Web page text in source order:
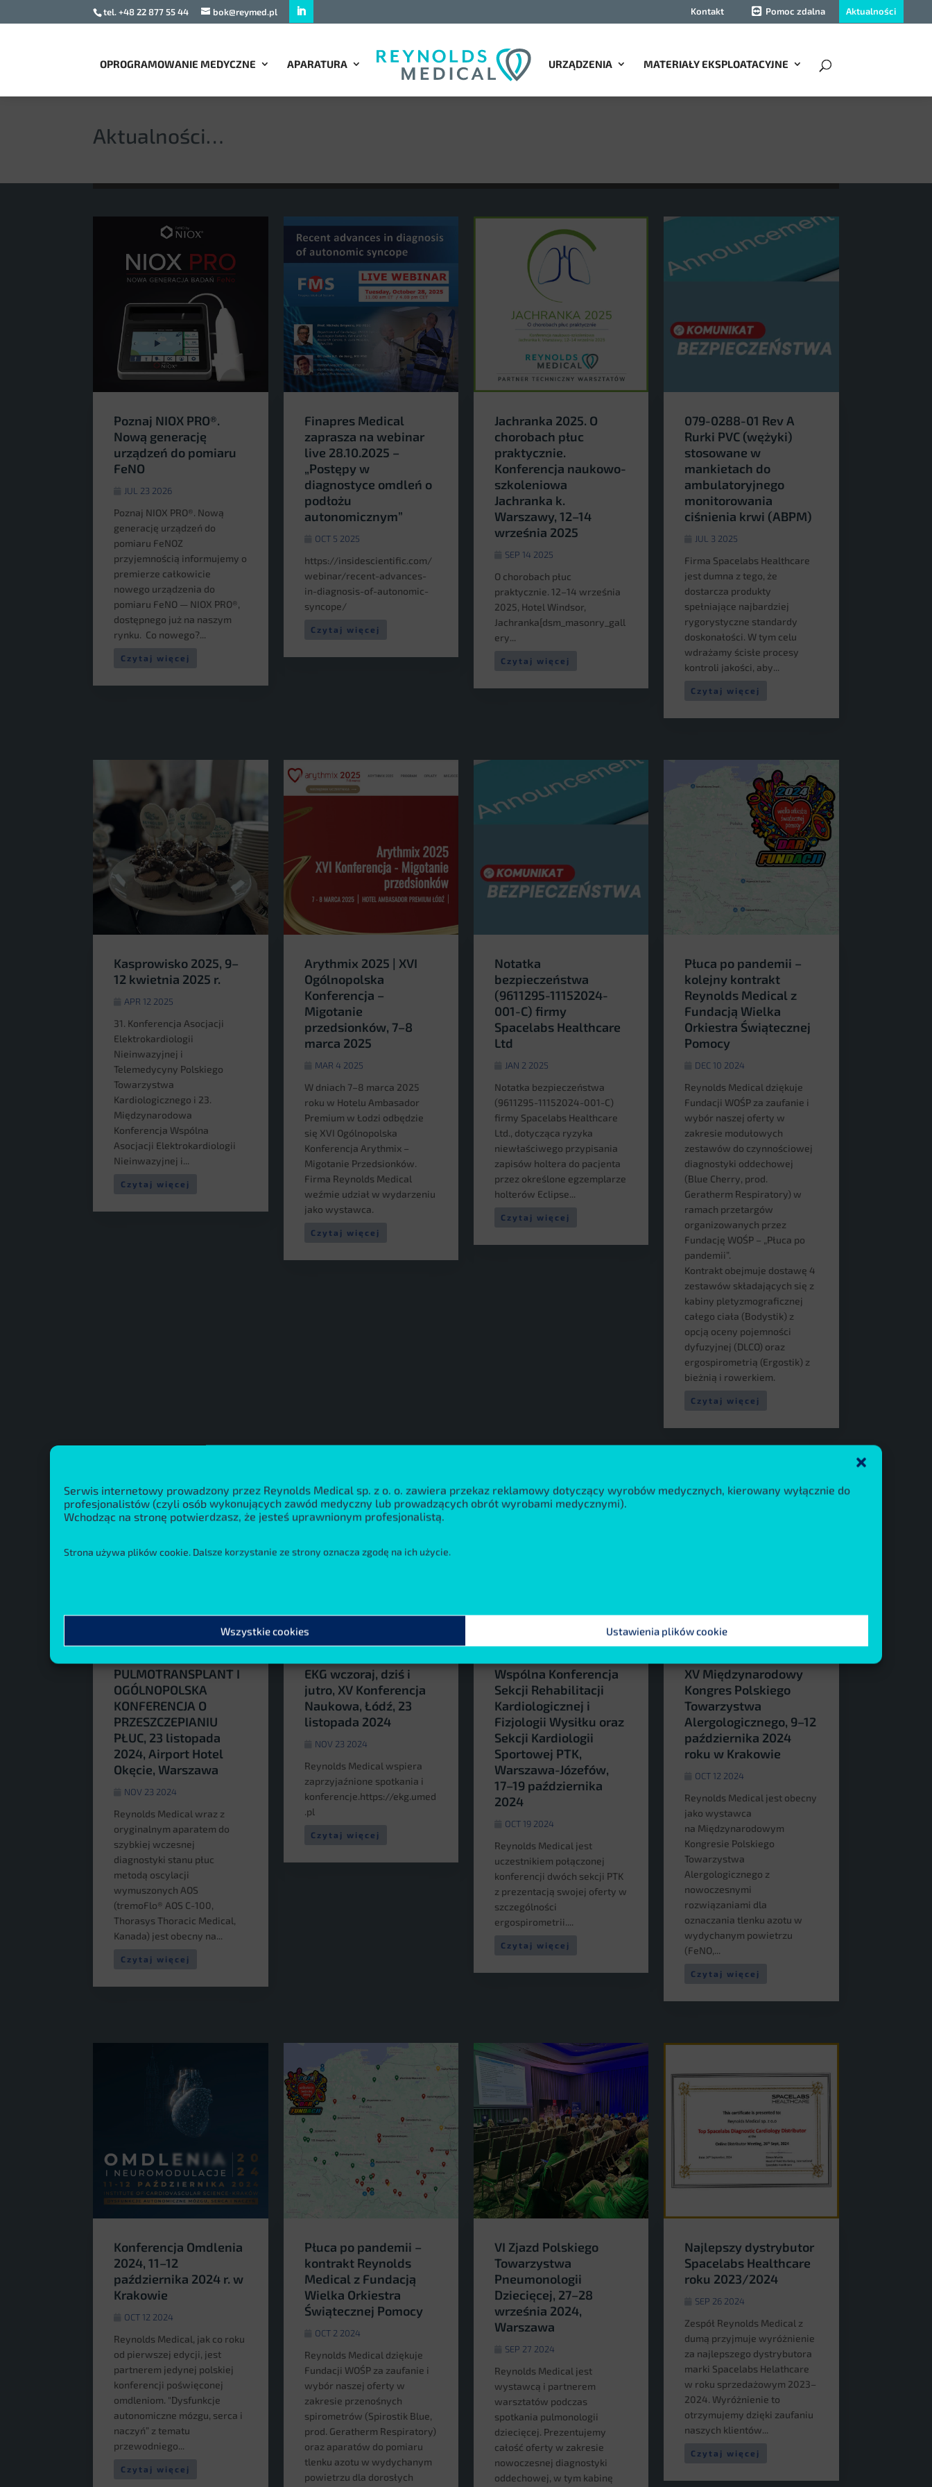
Serwis internetowy prowadzony przez Reynolds Medical sp. z o. o. zawiera przekaz reklamowy dotyczący wyrobów medycznych, kierowany wyłącznie do
profesjonalistów (czyli osób wykonujących zawód medyczny lub prowadzących obrót wyrobami medycznymi).
Wchodząc na stronę potwierdzasz, że jesteś uprawnionym profesjonalistą.
Strona używa plików cookie. Dalsze korzystanie ze strony oznacza zgodę na ich użycie.
Wszystkie cookies Ustawienia plików cookie
tel. +48 22 877 55 44 bok@reymed.pl Kontakt Pomoc zdalna Aktualności
OPROGRAMOWANIE MEDYCZNE APARATURA URZĄDZENIA MATERIAŁY EKSPLOATACYJNE
Aktualności…
Poznaj NIOX PRO®.
Nową generację
urządzeń do pomiaru
FeNO
JUL 23 2026
Poznaj NIOX PRO®. Nową
generację urządzeń do
pomiaru FeNOZ
przyjemnością informujemy o
premierze całkowicie
nowego urządzenia do
pomiaru FeNO — NIOX PRO®,
dostępnego już na naszym
rynku. Co nowego?...
Czytaj więcej
Finapres Medical
zaprasza na webinar
live 28.10.2025 –
„Postępy w
diagnostyce omdleń o
podłożu
autonomicznym”
OCT 5 2025
https://insidescientific.com/
webinar/recent-advances-
in-diagnosis-of-autonomic-
syncope/
Czytaj więcej
Jachranka 2025. O
chorobach płuc
praktycznie.
Konferencja naukowo-
szkoleniowa
Jachranka k.
Warszawy, 12–14
września 2025
SEP 14 2025
O chorobach płuc
praktycznie. 12–14 września
2025, Hotel Windsor,
Jachranka[dsm_masonry_gall
ery...
Czytaj więcej
079-0288-01 Rev A
Rurki PVC (wężyki)
stosowane w
mankietach do
ambulatoryjnego
monitorowania
ciśnienia krwi (ABPM)
JUL 3 2025
Firma Spacelabs Healthcare
jest dumna z tego, że
dostarcza produkty
spełniające najbardziej
rygorystyczne standardy
doskonałości. W tym celu
wdrażamy ścisłe procesy
kontroli jakości, aby...
Czytaj więcej
Kasprowisko 2025, 9–
12 kwietnia 2025 r.
APR 12 2025
31. Konferencja Asocjacji
Elektrokardiologii
Nieinwazyjnej i
Telemedycyny Polskiego
Towarzystwa
Kardiologicznego i 23.
Międzynarodowa
Konferencja Wspólna
Asocjacji Elektrokardiologii
Nieinwazyjnej i...
Czytaj więcej
Arythmix 2025 | XVI
Ogólnopolska
Konferencja –
Migotanie
przedsionków, 7–8
marca 2025
MAR 4 2025
W dniach 7–8 marca 2025
roku w Hotelu Ambasador
Premium w Łodzi odbędzie
się XVI Ogólnopolska
Konferencja Arythmix –
Migotanie Przedsionków.
Firma Reynolds Medical
weźmie udział w wydarzeniu
jako wystawca.
Czytaj więcej
Notatka
bezpieczeństwa
(9611295-11152024-
001-C) firmy
Spacelabs Healthcare
Ltd
JAN 2 2025
Notatka bezpieczeństwa
(9611295-11152024-001-C)
firmy Spacelabs Healthcare
Ltd., dotycząca ryzyka
niewłaściwego przypisania
zapisów holtera do pacjenta
przez określone egzemplarze
holterów Eclipse...
Czytaj więcej
Płuca po pandemii –
kolejny kontrakt
Reynolds Medical z
Fundacją Wielka
Orkiestra Świątecznej
Pomocy
DEC 10 2024
Reynolds Medical dziękuje
Fundacji WOŚP za zaufanie i
wybór naszej oferty w
zakresie modułowych
zestawów do czynnościowej
diagnostyki oddechowej
(Blue Cherry, prod.
Geratherm Respiratory) w
ramach przetargów
organizowanych przez
Fundację WOŚP – „Płuca po
pandemii”.
Kontrakt obejmuje dostawę 4
zestawów składających się z
kabiny pletyzmograficznej
całego ciała (Bodystik) z
opcją oceny pojemności
dyfuzyjnej (DLCO) oraz
ergospirometrią (Ergostik) z
bieżnią i rowerkiem.
Czytaj więcej
PULMOTRANSPLANT I
OGÓLNOPOLSKA
KONFERENCJA O
PRZESZCZEPIANIU
PŁUC, 23 listopada
2024, Airport Hotel
Okęcie, Warszawa
NOV 23 2024
Reynolds Medical wraz z
oryginalnym aparatem do
szybkiej wczesnej
diagnostyki stanu płuc
metodą oscylacji
wymuszonych AOS
(tremoFlo® AOS C-100,
Thorasys Thoracic Medical,
Kanada) jest obecny na...
Czytaj więcej
EKG wczoraj, dziś i
jutro, XV Konferencja
Naukowa, Łódź, 23
listopada 2024
NOV 23 2024
Reynolds Medical wspiera
zaprzyjaźnione spotkania i
konferencje.https://ekg.umed
.pl
Czytaj więcej
Wspólna Konferencja
Sekcji Rehabilitacji
Kardiologicznej i
Fizjologii Wysiłku oraz
Sekcji Kardiologii
Sportowej PTK,
Warszawa-Józefów,
17–19 października
2024
OCT 19 2024
Reynolds Medical jest
uczestnikiem połączonej
konferencji dwóch sekcji PTK
z prezentacją swojej oferty w
szczególności
ergospirometrii....
Czytaj więcej
XV Międzynarodowy
Kongres Polskiego
Towarzystwa
Alergologicznego, 9–12
października 2024
roku w Krakowie
OCT 12 2024
Reynolds Medical jest obecny
jako wystawca
na Międzynarodowym
Kongresie Polskiego
Towarzystwa
Alergologicznego z
nowoczesnymi
rozwiązaniami dla
oznaczania tlenku azotu w
wydychanym powietrzu
(FeNO,...
Czytaj więcej
Konferencja Omdlenia
2024, 11–12
października 2024 r. w
Krakowie
OCT 12 2024
Reynolds Medical, jak co roku
od pierwszej edycji, jest
partnerem jedynej polskiej
konferencji poświęconej
omdleniom. "Dysfunkcje
autonomiczne mózgu, serca i
naczyń” z tematu
przewodniego...
Czytaj więcej
Płuca po pandemii –
kontrakt Reynolds
Medical z Fundacją
Wielka Orkiestra
Świątecznej Pomocy
OCT 2 2024
Reynolds Medical dziękuje
Fundacji WOŚP za zaufanie i
wybór naszej oferty w
zakresie przenośnych
spirometrów (Spirostik Blue,
prod. Geratherm Respiratory)
oraz aparatów do pomiaru
tlenku azotu w wydychanym
powietrzu dla dorosłych
VI Zjazd Polskiego
Towarzystwa
Pneumonologii
Dziecięcej, 27–28
września 2024,
Warszawa
SEP 27 2024
Reynolds Medical jest
wystawcą i partnerem
warsztatów podczas
spotkania pulmonologii
dziecięcej. Prezentujemy
całość oferty w zakresie
nowoczesnej diagnostyki
oddechowej, w tym kabinę
Najlepszy dystrybutor
Spacelabs Healthcare
roku 2023/2024
SEP 26 2024
Zespół Reynolds Medical z
dumą przyjmuje wyróżnienie
za najlepszego dystrybutora
marki Spacelabs Helathcare
w roku sprzedażowym 2023–
2024. Wyróżnienie to
otrzymujemy dzięki zaufaniu
naszych klientów...
Czytaj więcej